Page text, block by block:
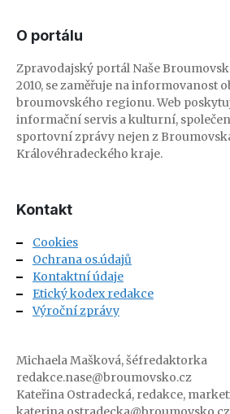
O portálu
Zpravodajský portál Naše
2010, se zaměřuje na informovanost
broumovského regionu. Web
informační servis a kulturní,
sportovní zprávy nejen z
Královéhradeckého kraje.
Kontakt
Cookies
Ochrana os.údajů
Kontaktní údaje
Etický kodex redakce
Výroční zprávy
Michaela Mašková, šéfredaktorka
redakce.nase@broumovsko.cz
Kateřina Ostradecká, redakce,